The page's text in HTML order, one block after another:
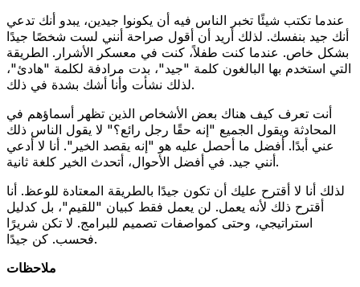
عندما تكتب شيئًا تخبر الناس فيه أن يكونوا جيدين، يبدو أنك تدعي
أنك جيد بنفسك. لذلك أريد أن أقول صراحة أنني لست شخصًا جيدًا
بشكل خاص. عندما كنت طفلاً، كنت في معسكر الأشرار. الطريقة
التي استخدم بها البالغون كلمة "جيد"، بدت مرادفة لكلمة "هادئ"،
لذلك نشأت وأنا أشك بشدة في ذلك.
أنت تعرف كيف هناك بعض الأشخاص الذين تظهر أسماؤهم في
المحادثة ويقول الجميع "إنه حقًا رجل رائع؟" لا يقول الناس ذلك
عني أبدًا. أفضل ما أحصل عليه هو "إنه يقصد الخير". أنا لا أدعي
أنني جيد. في أفضل الأحوال، أتحدث الخير كلغة ثانية.
لذلك أنا لا أقترح عليك أن تكون جيدًا بالطريقة المعتادة للوعظ. أنا
أقترح ذلك لأنه يعمل. لن يعمل فقط كبيان "للقيم"، بل كدليل
استراتيجي، وحتى كمواصفات تصميم للبرامج. لا تكن شريرًا
فحسب. كن جيدًا.
ملاحظات